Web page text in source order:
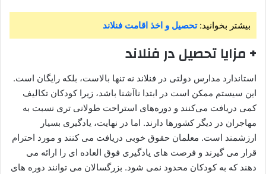
بیشتر بخوانید:تحصیل و اخذ اقامت فنلاند
+ مزایا تحصیل در فنلاند
استاندارد مدارس دولتی در فنلاند نه تنها بالاست، بلکه رایگان است.
این سیستم ممکن است در ابتدا ناآشنا باشد، زیرا کودکان تکالیف
کمی دریافت می‌کنند و دوره‌های استراحت طولانی‌ تری نسبت به
مهاجران در دیگر کشورها دارند. اما در نهایت، یادگیری بسیار
ارزشمند است. معلمان حقوق خوبی دریافت می کنند و مورد احترام
قرار می گیرند و فرصت های یادگیری فوق العاده ای را ارائه می
دهند که به کودکان محدود نمی شود. بزرگسالان می توانند دوره های